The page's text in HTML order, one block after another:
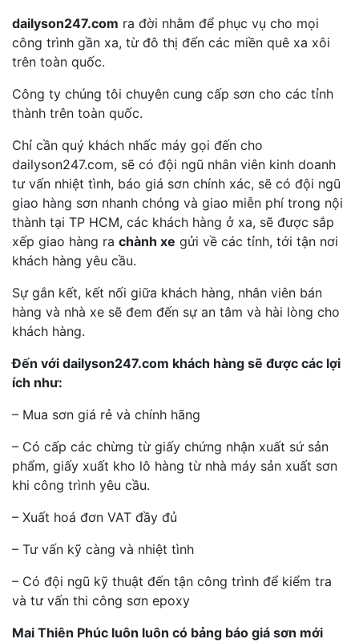
dailyson247.com ra đời nhằm để phục vụ cho mọi
công trình gần xa, từ đô thị đến các miền quê xa xôi
trên toàn quốc.
Công ty chúng tôi chuyên cung cấp sơn cho các tỉnh
thành trên toàn quốc.
Chỉ cần quý khách nhấc máy gọi đến cho
dailyson247.com, sẽ có đội ngũ nhân viên kinh doanh
tư vấn nhiệt tình, báo giá sơn chính xác, sẽ có đội ngũ
giao hàng sơn nhanh chóng và giao miễn phí trong nội
thành tại TP HCM, các khách hàng ở xa, sẽ được sắp
xếp giao hàng ra chành xe gửi về các tỉnh, tới tận nơi
khách hàng yêu cầu.
Sự gắn kết, kết nối giữa khách hàng, nhân viên bán
hàng và nhà xe sẽ đem đến sự an tâm và hài lòng cho
khách hàng.
Đến với dailyson247.com khách hàng sẽ được các lợi
ích như:
– Mua sơn giá rẻ và chính hãng
– Có cấp các chừng từ giấy chứng nhận xuất sứ sản
phẩm, giấy xuất kho lô hàng từ nhà máy sản xuất sơn
khi công trình yêu cầu.
– Xuất hoá đơn VAT đầy đủ
– Tư vấn kỹ càng và nhiệt tình
– Có đội ngũ kỹ thuật đến tận công trình để kiểm tra
và tư vấn thi công sơn epoxy
Mai Thiên Phúc luôn luôn có bảng báo giá sơn mới